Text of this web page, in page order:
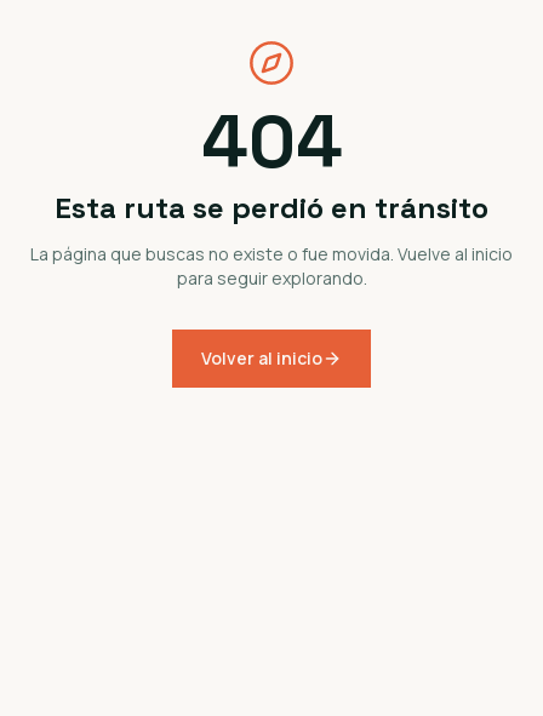
404
Esta ruta se perdió en tránsito
La página que buscas no existe o fue movida. Vuelve al inicio
para seguir explorando.
Volver al inicio